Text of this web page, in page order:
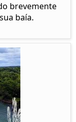
brevemente
baía.